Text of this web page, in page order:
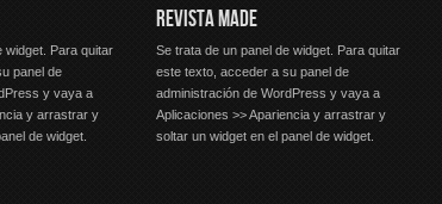
widget. Para quitar
panel de
y vaya a
y arrastrar y
de widget.
REVISTA MADE
Se trata de un panel de widget. Para quitar
este texto, acceder a su panel de
administración de WordPress y vaya a
Aplicaciones >> Apariencia y arrastrar y
soltar un widget en el panel de widget.